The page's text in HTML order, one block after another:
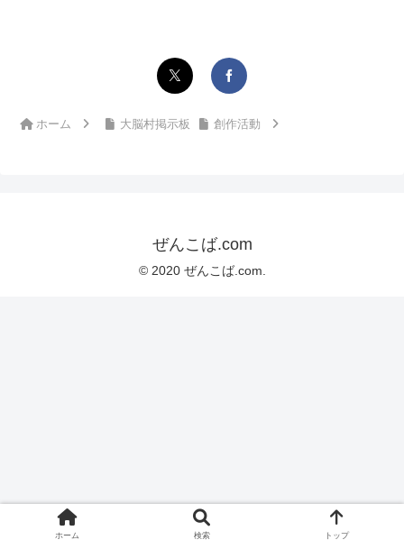
ホーム 大脳村掲示板 創作活動
ぜんこば.com
© 2020 ぜんこば.com.
ホーム 検索 トップ